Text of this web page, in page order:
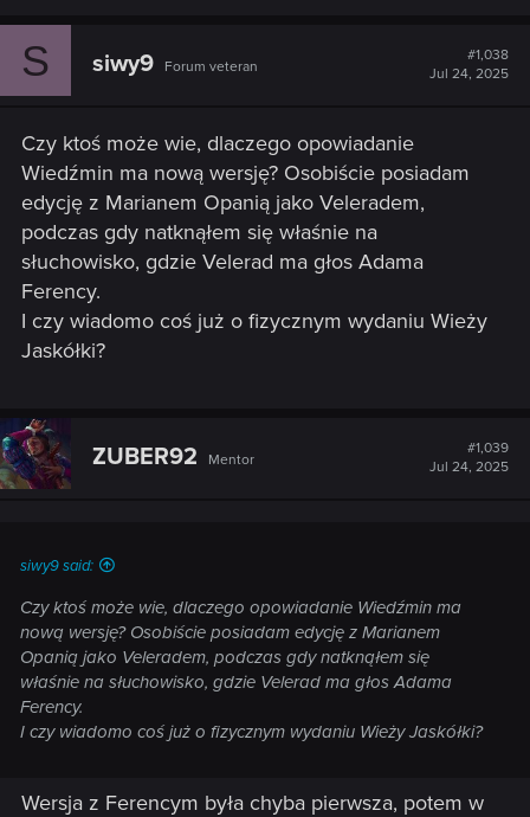
S siwy9 Forum veteran
#1,038
Jul 24, 2025
Czy ktoś może wie, dlaczego opowiadanie
Wiedźmin ma nową wersję? Osobiście posiadam
edycję z Marianem Opanią jako Veleradem,
podczas gdy natknąłem się właśnie na
słuchowisko, gdzie Velerad ma głos Adama
Ferency.
I czy wiadomo coś już o fizycznym wydaniu Wieży
Jaskółki?
ZUBER92 Mentor
#1,039
Jul 24, 2025
siwy9 said:
Czy ktoś może wie, dlaczego opowiadanie Wiedźmin ma
nową wersję? Osobiście posiadam edycję z Marianem
Opanią jako Veleradem, podczas gdy natknąłem się
właśnie na słuchowisko, gdzie Velerad ma głos Adama
Ferency.
I czy wiadomo coś już o fizycznym wydaniu Wieży Jaskółki?
Wersja z Ferencym była chyba pierwsza, potem w